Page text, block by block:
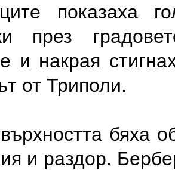
показаха
през
и накрая
от Триполи.
бяха
и раздор.